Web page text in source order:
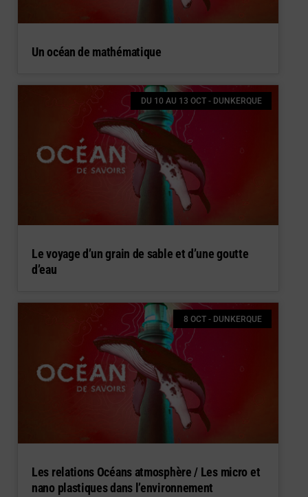
Un océan de mathématique
DU 10 AU 13 OCT - DUNKERQUE
Le voyage d’un grain de sable et d’une goutte
d’eau
8 OCT - DUNKERQUE
Les relations Océans atmosphère / Les micro et
nano plastiques dans l’environnement